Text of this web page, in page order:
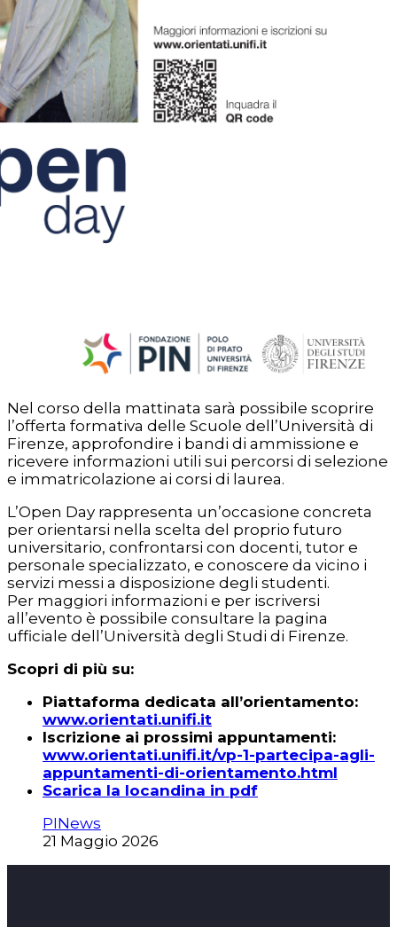
Nel corso della mattinata sarà possibile scoprire
l’offerta formativa delle Scuole dell’Università di
Firenze, approfondire i bandi di ammissione e
ricevere informazioni utili sui percorsi di selezione
e immatricolazione ai corsi di laurea.
L’Open Day rappresenta un’occasione concreta
per orientarsi nella scelta del proprio futuro
universitario, confrontarsi con docenti, tutor e
personale specializzato, e conoscere da vicino i
servizi messi a disposizione degli studenti.
Per maggiori informazioni e per iscriversi
all’evento è possibile consultare la pagina
ufficiale dell’Università degli Studi di Firenze.
Scopri di più su:
Piattaforma dedicata all’orientamento:
www.orientati.unifi.it
Iscrizione ai prossimi appuntamenti:
www.orientati.unifi.it/vp-1-partecipa-agli-
appuntamenti-di-orientamento.html
Scarica la locandina in pdf
PINews
21 Maggio 2026